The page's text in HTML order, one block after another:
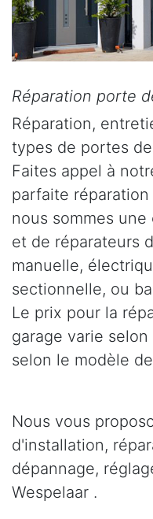
Réparation porte
Réparation,
types de portes
Faites appel à
parfaite
nous sommes
et de réparateurs
manuelle,
sectionnelle, ou
Le prix pour la
garage varie
selon le modèle
Nous vous
d'installation,
dépannage,
Wespelaar .